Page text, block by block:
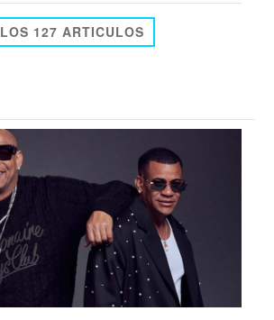
LOS 127 ARTICULOS